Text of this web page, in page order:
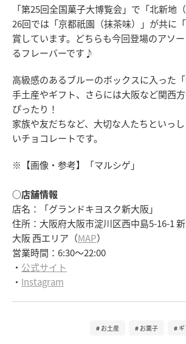
「第25回全国菓子大博覧会」で「北新地
26回では「京都祇園（抹茶味）」が共に
賞しています。どちらも今回登場のアソ
るフレーバーです♪
高級感のあるブルーのボックスに入った「
手土産やギフト、さらには大阪など関西
ぴったり！
家族や友だちなど、大切な人たちといっ
いチョコレートです。
※【画像・参考】「マルシゲ」
○店舗情報
店名：「グランドキヨスク新大阪」
住所：大阪府大阪市淀川区西中島5-16-1
大阪 西エリア（MAP）
営業時間：6:30～22:00
・ 公式サイト
・ Instagram
お土産 お菓子